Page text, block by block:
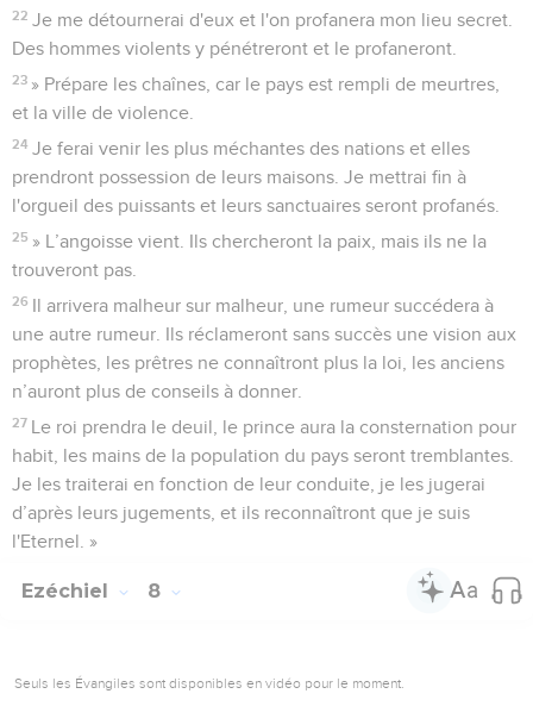
22 Je me détournerai d'eux et l'on profanera mon lieu secret.
Des hommes violents y pénétreront et le profaneront.
23 » Prépare les chaînes, car le pays est rempli de meurtres,
et la ville de violence.
24 Je ferai venir les plus méchantes des nations et elles
prendront possession de leurs maisons. Je mettrai fin à
l'orgueil des puissants et leurs sanctuaires seront profanés.
25 » L’angoisse vient. Ils chercheront la paix, mais ils ne la
trouveront pas.
26 Il arrivera malheur sur malheur, une rumeur succédera à
une autre rumeur. Ils réclameront sans succès une vision aux
prophètes, les prêtres ne connaîtront plus la loi, les anciens
n’auront plus de conseils à donner.
27 Le roi prendra le deuil, le prince aura la consternation pour
habit, les mains de la population du pays seront tremblantes.
Je les traiterai en fonction de leur conduite, je les jugerai
d’après leurs jugements, et ils reconnaîtront que je suis
l'Eternel. »
Ezéchiel 8
Seuls les Évangiles sont disponibles en vidéo pour le moment.